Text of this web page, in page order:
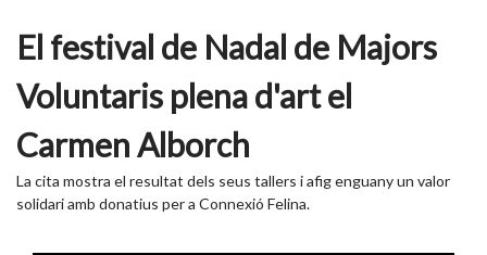
El festival de Nadal de Majors
Voluntaris plena d'art el
Carmen Alborch
La cita mostra el resultat dels seus tallers i afig enguany un valor
solidari amb donatius per a Connexió Felina.